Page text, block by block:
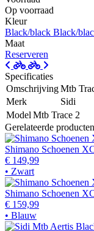
Op voorraad
Kleur
Black/black Black/
Maat
Reserveren
Specificaties
OmschrijvingMtb
Merk
Sidi
Model Mtb Trace 2
Gerelateerde producten
Shimano Schoenen
€ 149,99
• Zwart
Shimano Schoenen
€ 159,99
• Blauw